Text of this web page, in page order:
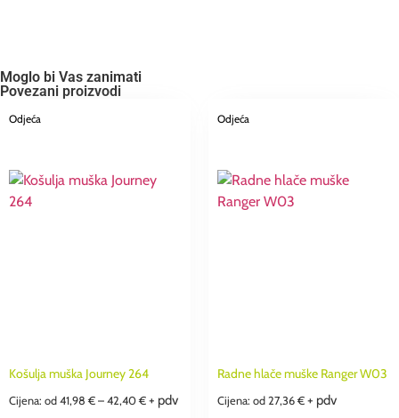
Moglo bi Vas zanimati
Povezani proizvodi
Odjeća
Košulja muška Journey 264
Cijena: od 41,98 € – 42,40 € + pdv
Odjeća
Radne hlače muške Ranger W03
Cijena: od 27,36 € + pdv